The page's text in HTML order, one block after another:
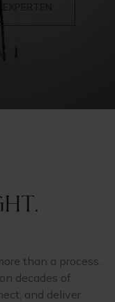
than a process.
decades of
and deliver